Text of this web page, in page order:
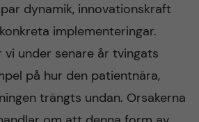
dynamik, innovationskraft
implementeringar.
vi under senare år tvingats
på hur den patientnära,
trängts undan. Orsakerna